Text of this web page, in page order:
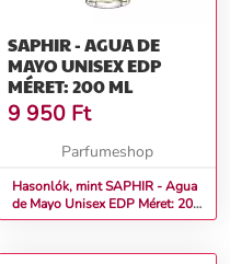
SAPHIR - AGUA DE
MAYO UNISEX EDP
MÉRET: 200 ML
9 950 Ft
Parfumeshop
Hasonlók, mint SAPHIR - Agua
de Mayo Unisex EDP Méret: 200
ml